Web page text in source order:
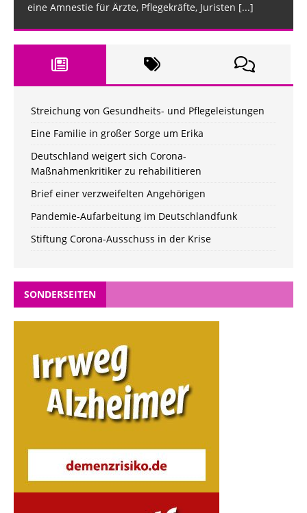
eine Amnestie für Ärzte, Pflegekräfte, Juristen [...]
Streichung von Gesundheits- und Pflegeleistungen
Eine Familie in großer Sorge um Erika
Deutschland weigert sich Corona-
Maßnahmenkritiker zu rehabilitieren
Brief einer verzweifelten Angehörigen
Pandemie-Aufarbeitung im Deutschlandfunk
Stiftung Corona-Ausschuss in der Krise
SONDERSEITEN